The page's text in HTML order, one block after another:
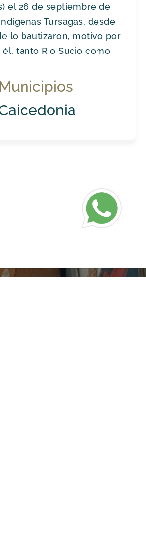
el 26 de septiembre de
Tursagas, desde
lo bautizaron, motivo por
tanto Rio Sucio como
Municipios